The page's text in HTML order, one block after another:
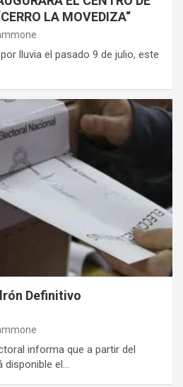
LA MOVEDIZA“
lluvia el pasado 9 de julio, este
Definitivo
informa que a partir del
disponible el…